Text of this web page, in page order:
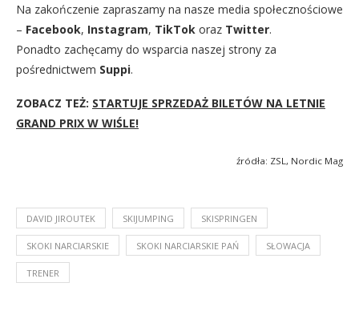
Na zakończenie zapraszamy na nasze media społecznościowe
– Facebook, Instagram, TikTok oraz Twitter.
Ponadto zachęcamy do wsparcia naszej strony za
pośrednictwem Suppi.
ZOBACZ TEŻ: STARTUJE SPRZEDAŻ BILETÓW NA LETNIE
GRAND PRIX W WIŚLE!
źródła: ZSL, Nordic Mag
DAVID JIROUTEK SKIJUMPING SKISPRINGEN
SKOKI NARCIARSKIE SKOKI NARCIARSKIE PAŃ SŁOWACJA
TRENER